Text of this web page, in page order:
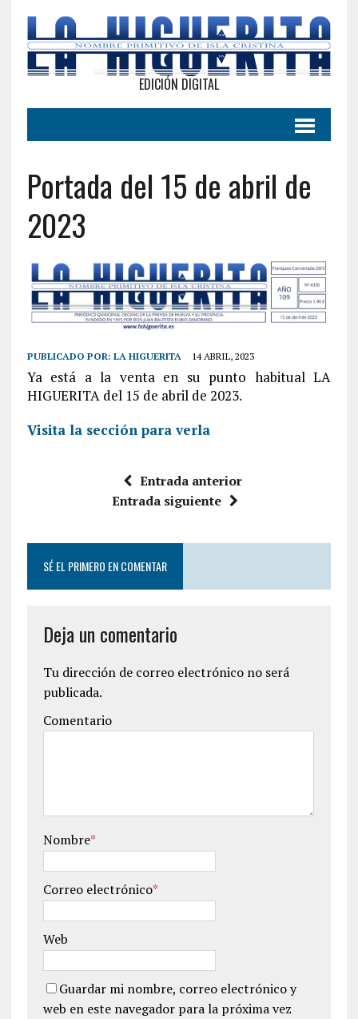
EDICIÓN DIGITAL
Portada del 15 de abril de
2023
PUBLICADO POR: LA HIGUERITA 14 ABRIL, 2023
Ya está a la venta en su punto habitual LA
HIGUERITA del 15 de abril de 2023.
Visita la sección para verla
Entrada anterior
Entrada siguiente
SÉ EL PRIMERO EN COMENTAR
Deja un comentario
Tu dirección de correo electrónico no será
publicada.
Comentario
Nombre*
Correo electrónico*
Web
Guardar mi nombre, correo electrónico y
web en este navegador para la próxima vez